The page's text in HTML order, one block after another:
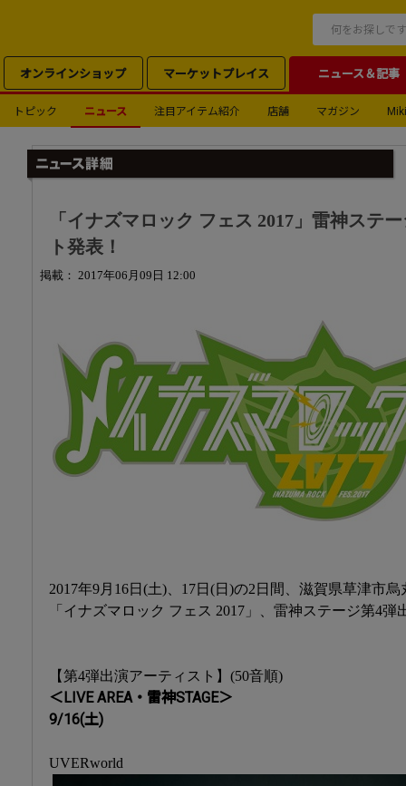
オンラインショップ マーケットプレイス ニュース＆記事
トピック ニュース 注目アイテム紹介 店舗 マガジン
「イナズマロック フェス 2017」雷神ステ
ト発表！
掲載： 2017年06月09日 12:00
2017年9月16日(土)、17日(日)の2日間、滋賀県草津市
「イナズマロック フェス 2017」、雷神ステージ第4
【第4弾出演アーティスト】(50音順)
＜LIVE AREA・雷神STAGE＞
9/16(土)
UVERworld